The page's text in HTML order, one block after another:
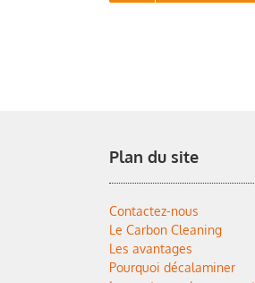
Plan du site
Contactez-nous
Le Carbon Cleaning
Les avantages
Pourquoi décalaminer